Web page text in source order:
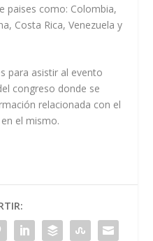
paises como: Colombia,
Costa Rica, Venezuela y
para asistir al evento
congreso donde se
relacionada con el
el mismo.